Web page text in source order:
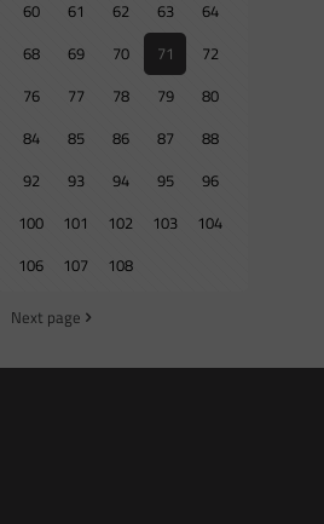
60 61 62 63
64
68 69 70 71
72
76 77 78 79
80
84 85 86 87
88
92 93 94 95
96
100 101 102 103
104
106 107 108
Next page